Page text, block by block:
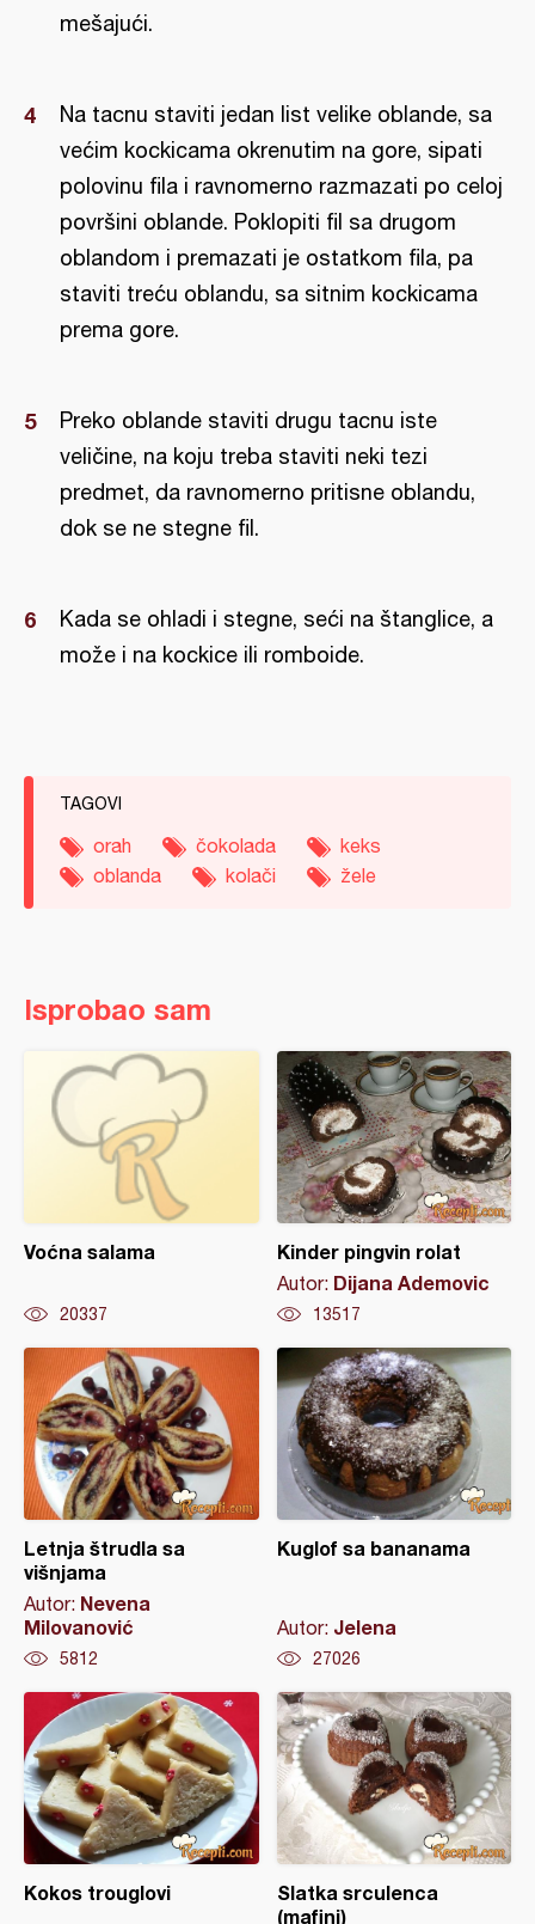
mešajući.
Na tacnu staviti jedan list velike oblande, sa
većim kockicama okrenutim na gore, sipati
polovinu fila i ravnomerno razmazati po celoj
površini oblande. Poklopiti fil sa drugom
oblandom i premazati je ostatkom fila, pa
staviti treću oblandu, sa sitnim kockicama
prema gore.
Preko oblande staviti drugu tacnu iste
veličine, na koju treba staviti neki tezi
predmet, da ravnomerno pritisne oblandu,
dok se ne stegne fil.
Kada se ohladi i stegne, seći na štanglice, a
može i na kockice ili romboide.
TAGOVI
orah čokolada
keks
oblanda
kolači žele
Isprobao sam
Voćna salama
20337
Kinder pingvin rolat
Autor: Dijana Ademovic
13517
Letnja štrudla sa
višnjama
Autor: Nevena
Milovanović
5812
Kuglof sa bananama
Autor: Jelena
27026
Kokos trouglovi
Slatka srculenca
(mafini)